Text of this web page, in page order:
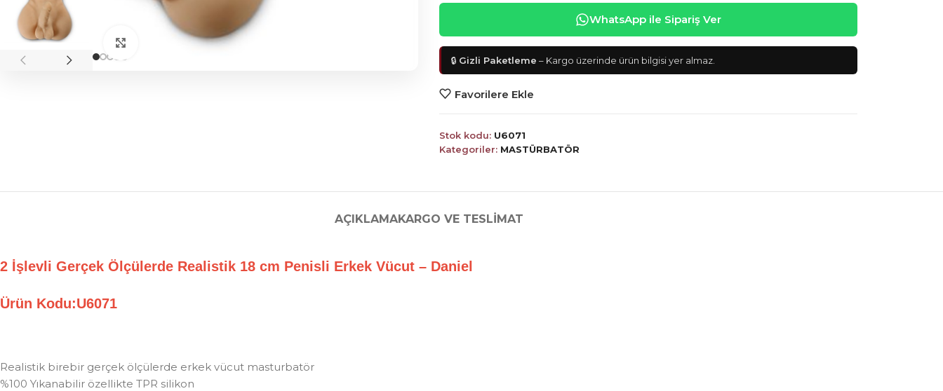
Click to enlarge
WhatsApp ile Sipariş Ver
🔒 Gizli Paketleme – Kargo üzerinde ürün bilgisi yer almaz.
Favorilere Ekle
Stok kodu: U6071
Kategoriler: MASTÜRBATÖR
AÇIKLAMAKARGO VE TESLIMAT
2 İşlevli Gerçek Ölçülerde Realistik 18 cm Penisli Erkek Vücut – Daniel
Ürün Kodu:U6071
Realistik birebir gerçek ölçülerde erkek vücut masturbatör
%100 Yıkanabilir özellikte TPR silikon